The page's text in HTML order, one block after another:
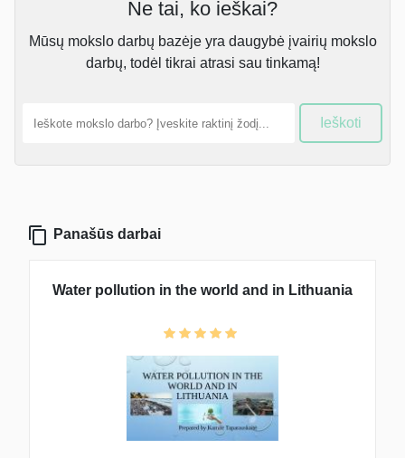
Ne tai, ko ieškai?
Mūsų mokslo darbų bazėje yra daugybė įvairių mokslo
darbų, todėl tikrai atrasi sau tinkamą!
Ieškoti
Panašūs darbai
Water pollution in the world and in Lithuania